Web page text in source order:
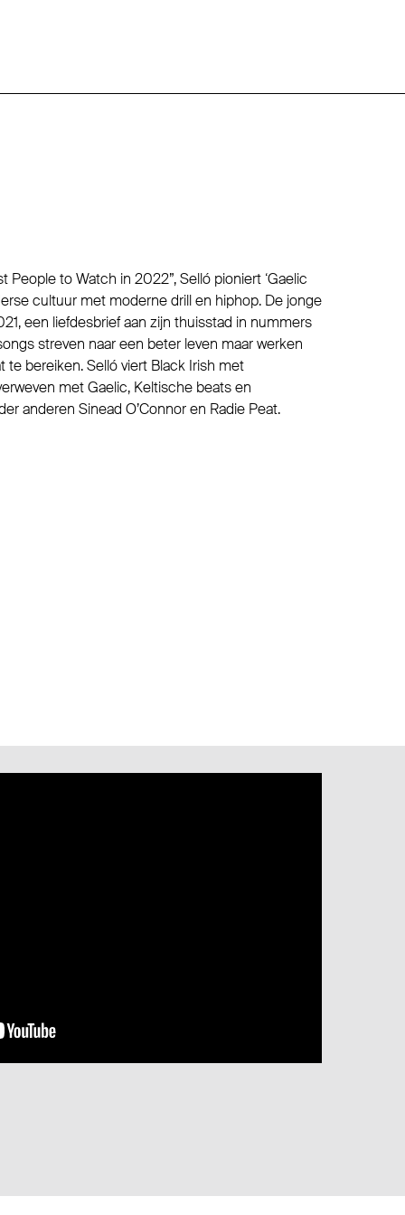
People to Watch in 2022”, Selló pioniert ‘Gaelic
cultuur met moderne drill en hiphop. De jonge
een liefdesbrief aan zijn thuisstad in nummers
songs streven naar een beter leven maar werken
te bereiken. Selló viert Black Irish met
met Gaelic, Keltische beats en
anderen Sinead O’Connor en Radie Peat.